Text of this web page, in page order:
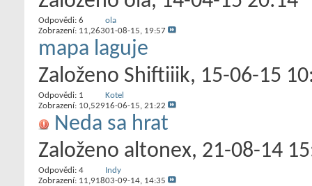
Odpovědi: 6
Zobrazení: 11,263
ola
01-08-15, 19:57
mapa laguje
Založeno Shiftiiik‎, 15-06-15
Odpovědi: 1
Zobrazení: 10,529
Kotel
16-06-15, 21:22
Neda sa hrat
Založeno altonex‎, 21-08-14
Odpovědi: 4
Zobrazení: 11,918
Indy
03-09-14, 14:35